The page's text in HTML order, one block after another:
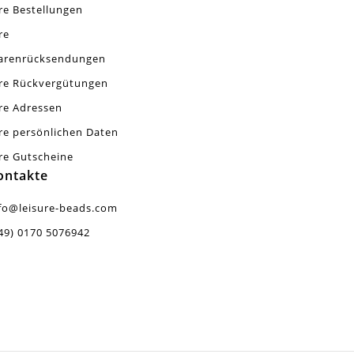
Bestellungen
Rückvergütungen
Adressen
persönlichen Daten
Gutscheine
beads.com
0170 5076942